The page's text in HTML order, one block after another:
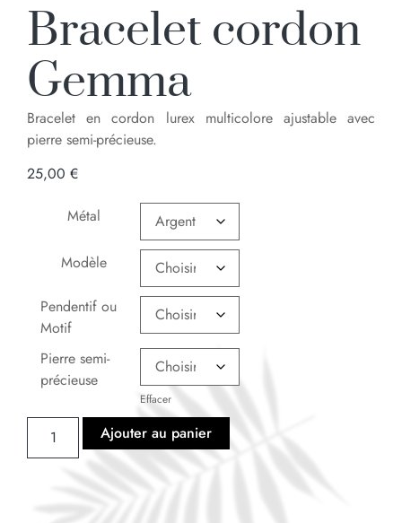
Bracelet cordon
Gemma
Bracelet en cordon lurex multicolore ajustable avec
pierre semi-précieuse.
25,00 €
Métal
Modèle
Pendentif ou
Motif
Pierre semi-
précieuse
Effacer
Ajouter au panier